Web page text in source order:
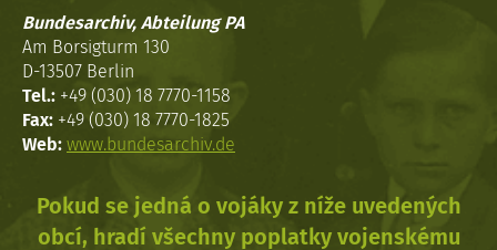
Bundesarchiv, Abteilung PA
Am Borsigturm 130
D-13507 Berlin
Tel.: +49 (030) 18 7770-1158
Fax: +49 (030) 18 7770-1825
Web: www.bundesarchiv.de
Pokud se jedná o vojáky z níže uvedených
obcí, hradí všechny poplatky vojenskému